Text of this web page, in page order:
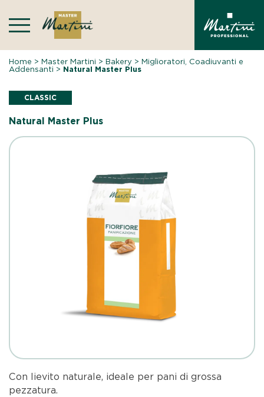
content
Home >Master Martini >Bakery >Miglioratori, Coadiuvanti e
Addensanti > Natural Master Plus
CLASSIC
Natural Master Plus
Con lievito naturale, ideale per pani di grossa
pezzatura.